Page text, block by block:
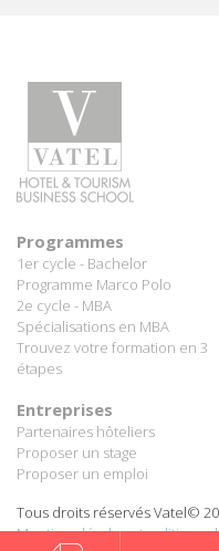
Programmes
1er cycle - Bachelor
Programme Marco Polo
2e cycle - MBA
Spécialisations en MBA
Trouvez votre formation en 3
étapes
Entreprises
Partenaires hôteliers
Proposer un stage
Proposer un emploi
Tous droits réservés Vatel©
Mentions légales et politique